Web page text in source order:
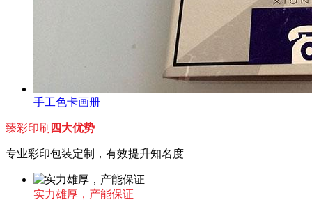
手工色卡画册
臻彩印刷 四大优势
专业彩印包装定制，有效提升知名度
实力雄厚，产能保证